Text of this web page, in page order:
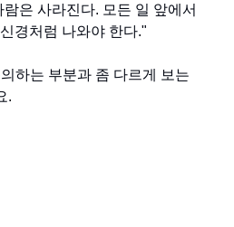
은 사라진다. 모든 일 앞에서
경처럼 나와야 한다."
하는 부분과 좀 다르게 보는
.